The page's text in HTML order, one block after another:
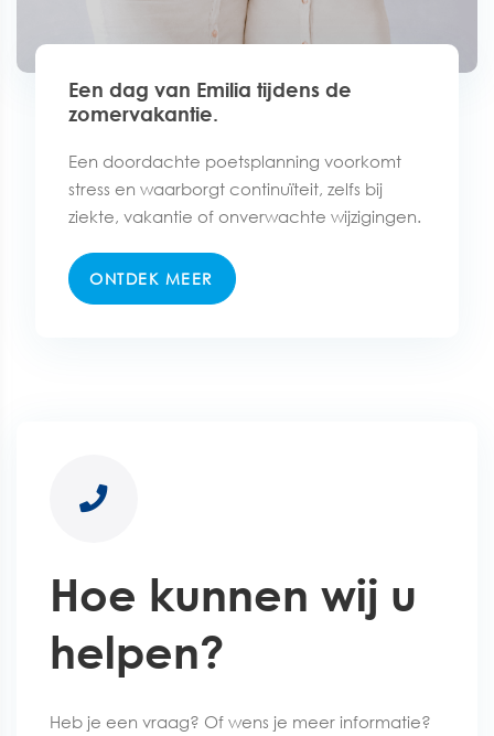
Een dag van Emilia tijdens de
zomervakantie.
Een doordachte poetsplanning voorkomt
stress en waarborgt continuïteit, zelfs bij
ziekte, vakantie of onverwachte wijzigingen.
ONTDEK MEER
Hoe kunnen wij u
helpen?
Heb je een vraag? Of wens je meer informatie?